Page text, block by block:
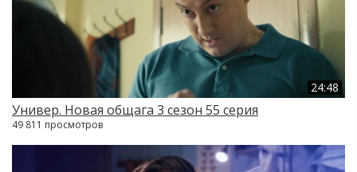
24:48
Универ. Новая общага 3 сезон 55 серия
49 811 просмотров